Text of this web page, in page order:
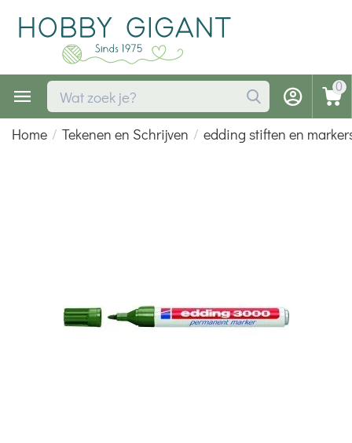
0
Home / Tekenen en Schrijven / edding stiften en